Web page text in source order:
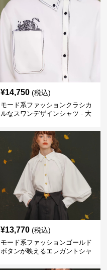
¥14,750 (税込)
モード系ファッションクラシカ
ルなスワンデザインシャツ - 大
¥13,770 (税込)
モード系ファッションゴールド
ボタンが映えるエレガントシャ